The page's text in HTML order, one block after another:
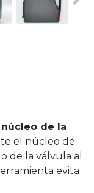
de la
el núcleo de
de la válvula al
evita